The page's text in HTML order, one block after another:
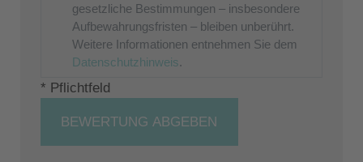
gesetzliche Bestimmungen – insbesondere
Aufbewahrungsfristen – bleiben unberührt.
Weitere Informationen entnehmen Sie dem
Datenschutzhinweis.
* Pflichtfeld
BEWERTUNG ABGEBEN